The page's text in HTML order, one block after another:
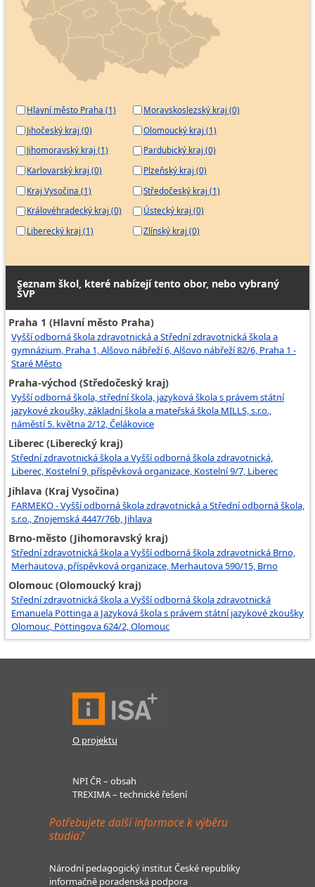
Hlavní město Praha (1)
Jihočeský kraj (0)
Jihomoravský kraj (1)
Karlovarský kraj (0)
Kraj Vysočina (1)
Královéhradecký kraj (0)
Liberecký kraj (1)
Moravskoslezský kraj (0)
Olomoucký kraj (1)
Pardubický kraj (0)
Plzeňský kraj (0)
Středočeský kraj (1)
Ústecký kraj (0)
Zlínský kraj (0)
Seznam škol, které nabízejí tento obor, nebo vybraný
ŠVP
Praha 1 (Hlavní město Praha)
Vyšší odborná škola zdravotnická a Střední zdravotnická škola a
gymnázium, Praha 1, Alšovo nábřeží 6, Alšovo nábřeží 82/6, Praha 1 -
Staré Město
Praha-východ (Středočeský kraj)
Vyšší odborná škola, střední škola, jazyková škola s právem státní
jazykové zkoušky, základní škola a mateřská škola MILLS, s.r.o.,
náměstí 5. května 2/12, Čelákovice
Liberec (Liberecký kraj)
Střední zdravotnická škola a Vyšší odborná škola zdravotnická,
Liberec, Kostelní 9, příspěvková organizace, Kostelní 9/7, Liberec
Jihlava (Kraj Vysočina)
FARMEKO - Vyšší odborná škola zdravotnická a Střední odborná škola,
s.r.o., Znojemská 4447/76b, Jihlava
Brno-město (Jihomoravský kraj)
Střední zdravotnická škola a Vyšší odborná škola zdravotnická Brno,
Merhautova, příspěvková organizace, Merhautova 590/15, Brno
Olomouc (Olomoucký kraj)
Střední zdravotnická škola a Vyšší odborná škola zdravotnická
Emanuela Pöttinga a Jazyková škola s právem státní jazykové zkoušky
Olomouc, Pöttingova 624/2, Olomouc
O projektu
NPI ČR – obsah
TREXIMA – technické řešení
Potřebujete další informace k výběru
studia?
Národní pedagogický institut České republiky
informačně poradenská podpora